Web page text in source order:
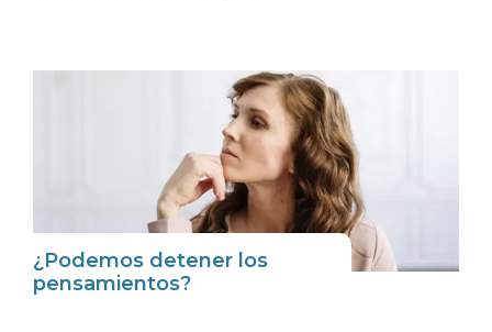
¿Podemos detener los
pensamientos?